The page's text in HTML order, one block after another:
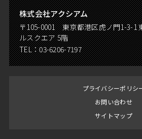
株式会社アクシアム
〒105-0001 東京都港区虎ノ門1-3-1
ルスクエア 5階
TEL：03-6206-7197
プライバシーポリシ
お問い合わせ
サイトマップ